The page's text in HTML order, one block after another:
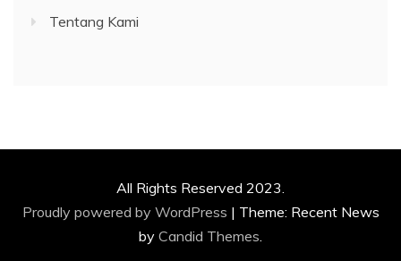
Tentang Kami
All Rights Reserved 2023.
Proudly powered by WordPress | Theme: Recent News
by Candid Themes.